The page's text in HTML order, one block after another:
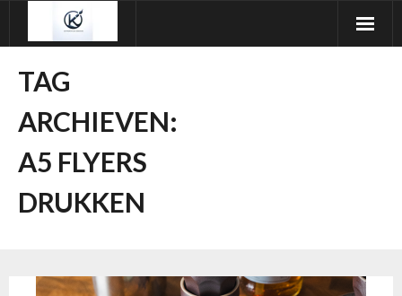
inhoudTAG
ARCHIEVEN:
A5 FLYERS
DRUKKEN